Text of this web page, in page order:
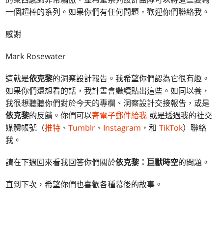
一個超棒的系列。如果你們有任何問題，歡迎你們聯絡我。
感謝
Mark Rosewater
這就是依克黎的洞察設計報告。我希望你們認為它很有趣。
如果你們還想看的話，我計畫會繼續貼出這些。如同以養，
我很想聽聽你們對於今天的專欄、洞察設計交接報告，或是
依克黎的反饋。你們可以寄電子郵件給我 或是透過我的社交
媒體帳號（推特 、Tumblr 、 Instagram ，和TikTok）聯絡
我。
請在下週回來看我回答你們關於依克黎：巨獸時空的問題。
直到下次，希望你們也喜歡各種幕後的故事。